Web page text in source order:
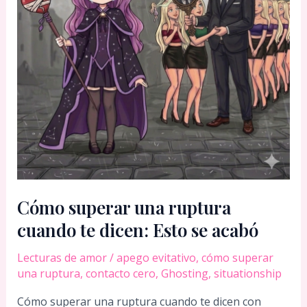
Cómo superar una ruptura
cuando te dicen: Esto se acabó
Lecturas de amor/apego evitativo, cómo superar
una ruptura, contacto cero, Ghosting, situationship
Cómo superar una ruptura cuando te dicen con